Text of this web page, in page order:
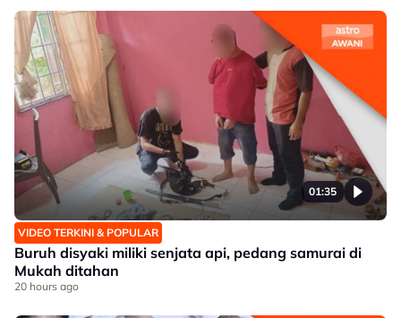
01:35
VIDEO TERKINI & POPULAR
Buruh disyaki miliki senjata api, pedang samurai di
Mukah ditahan
20 hours ago